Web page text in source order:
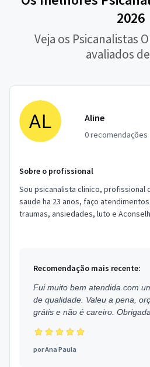
2026
Veja os Psicanalistas
avaliados
Aline
0 recomendações
Sobre o profissional
Sou psicanalista clinico, profissional
saude ha 23 anos, faço
traumas, ansiedades, luto e Aconselhamento
Recomendação mais recente:
Fui muito bem atendida com
de qualidade. Valeu a pena,
grátis e não é careiro.
porAna Paula